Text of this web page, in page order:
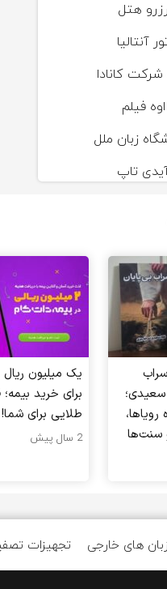
رزرو هتل
آنتالیا
کانادا
اوه فیلم
زبان ملل
تاپ
سعیدی؛
رویاها،
یک میلیون
برای خرید
طلایی برای شما!
2 سال پیش
تجهیزات های خارجی